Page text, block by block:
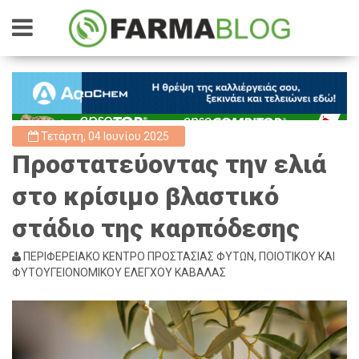
Τετάρτη, 04 Ιουνίου 2025
Προστατεύοντας την ελιά
στο κρίσιμο βλαστικό
στάδιο της καρπόδεσης
ΠΕΡΙΦΕΡΕΙΑΚΟ ΚΕΝΤΡΟ ΠΡΟΣΤΑΣΙΑΣ ΦΥΤΩΝ, ΠΟΙΟΤΙΚΟΥ ΚΑΙ
ΦΥΤΟΥΓΕΙΟΝΟΜΙΚΟΥ ΕΛΕΓΧΟΥ ΚΑΒΑΛΑΣ